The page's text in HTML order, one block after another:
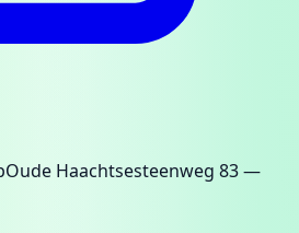
Oude Haachtsesteenweg 83—